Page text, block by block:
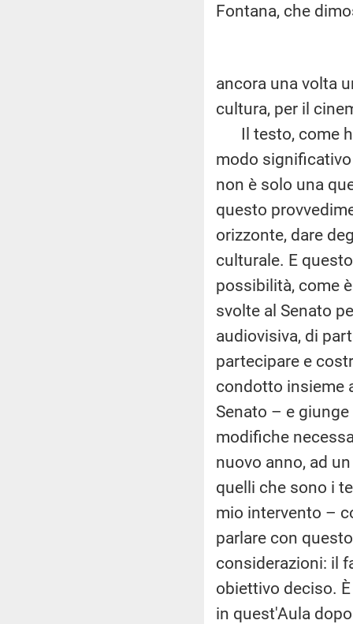
Fontana, che
ancora una volta
cultura, per il
Il testo, come
modo
non è solo una
questo
orizzonte, dare
culturale. E
possibilità, come
svolte al Senato
audiovisiva, di
partecipare e
condotto insieme
Senato – e
modifiche
nuovo anno, ad
quelli che sono i
mio intervento –
parlare con
considerazioni: il
obiettivo deciso.
in quest'Aula